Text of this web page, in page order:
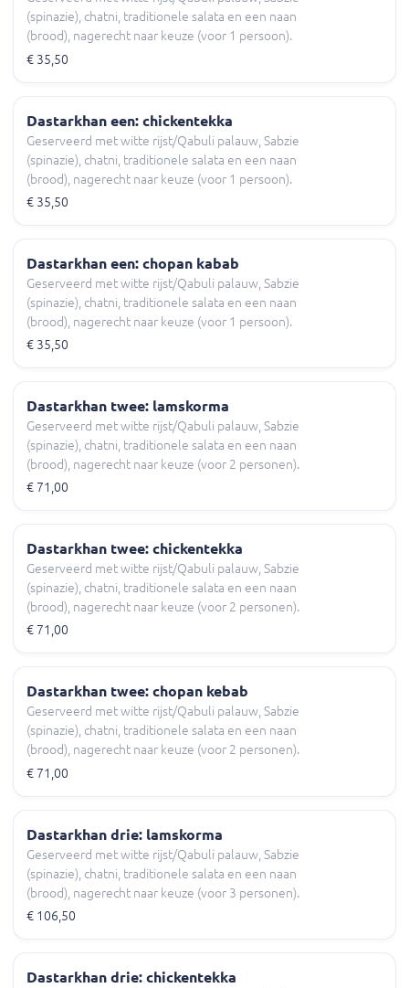
(spinazie), chatni, traditionele salata en een naan
(brood), nagerecht naar keuze (voor 1 persoon).
€ 35,50
Dastarkhan een: chickentekka
Geserveerd met witte rijst/Qabuli palauw, Sabzie
(spinazie), chatni, traditionele salata en een naan
(brood), nagerecht naar keuze (voor 1 persoon).
€ 35,50
Dastarkhan een: chopan kabab
Geserveerd met witte rijst/Qabuli palauw, Sabzie
(spinazie), chatni, traditionele salata en een naan
(brood), nagerecht naar keuze (voor 1 persoon).
€ 35,50
Dastarkhan twee: lamskorma
Geserveerd met witte rijst/Qabuli palauw, Sabzie
(spinazie), chatni, traditionele salata en een naan
(brood), nagerecht naar keuze (voor 2 personen).
€ 71,00
Dastarkhan twee: chickentekka
Geserveerd met witte rijst/Qabuli palauw, Sabzie
(spinazie), chatni, traditionele salata en een naan
(brood), nagerecht naar keuze (voor 2 personen).
€ 71,00
Dastarkhan twee: chopan kebab
Geserveerd met witte rijst/Qabuli palauw, Sabzie
(spinazie), chatni, traditionele salata en een naan
(brood), nagerecht naar keuze (voor 2 personen).
€ 71,00
Dastarkhan drie: lamskorma
Geserveerd met witte rijst/Qabuli palauw, Sabzie
(spinazie), chatni, traditionele salata en een naan
(brood), nagerecht naar keuze (voor 3 personen).
€ 106,50
Dastarkhan drie: chickentekka